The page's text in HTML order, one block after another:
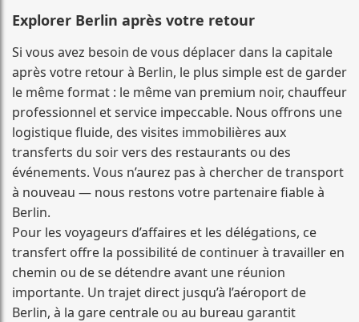
Explorer Berlin après votre retour
Si vous avez besoin de vous déplacer dans la capitale
après votre retour à Berlin, le plus simple est de garder
le même format : le même van premium noir, chauffeur
professionnel et service impeccable. Nous offrons une
logistique fluide, des visites immobilières aux
transferts du soir vers des restaurants ou des
événements. Vous n’aurez pas à chercher de transport
à nouveau — nous restons votre partenaire fiable à
Berlin.
Pour les voyageurs d’affaires et les délégations, ce
transfert offre la possibilité de continuer à travailler en
chemin ou de se détendre avant une réunion
importante. Un trajet direct jusqu’à l’aéroport de
Berlin, à la gare centrale ou au bureau garantit